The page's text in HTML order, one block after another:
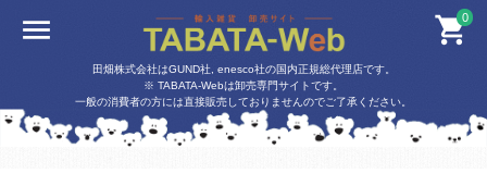
0
田畑株式会社はGUND社, enesco社の国内正規総代理店です。
※ TABATA-Webは卸売専門サイトです。
一般の消費者の方には直接販売しておりませんのでご了承ください。